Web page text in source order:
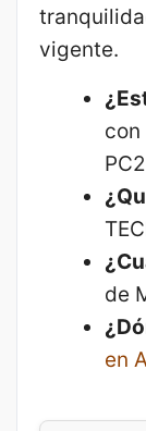
vigente.
de
en